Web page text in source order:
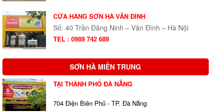
CỬA HÀNG SƠN HÀ VÂN ĐÌNH
Số: 40 Trần Đăng Ninh – Vân Đình – Hà Nội
TEL : 0989 742 689
SƠN HÀ MIỀN TRUNG
TẠI THÀNH PHỐ ĐÀ NẴNG
704 Điện Biên Phủ - TP. Đà Nẵng